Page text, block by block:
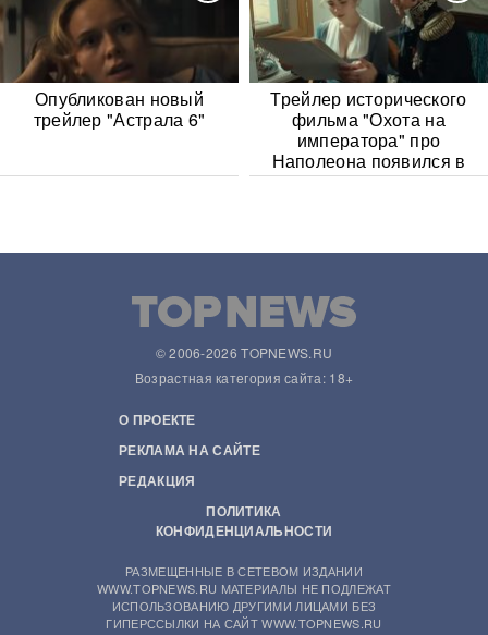
Опубликован новый
трейлер "Астрала 6"
Трейлер исторического
фильма "Охота на
императора" про
Наполеона появился в
Сети
© 2006-2026 TOPNEWS.RU
Возрастная категория сайта: 18+
О ПРОЕКТЕ
РЕКЛАМА НА САЙТЕ
РЕДАКЦИЯ
ПОЛИТИКА
КОНФИДЕНЦИАЛЬНОСТИ
РАЗМЕЩЕННЫЕ В СЕТЕВОМ ИЗДАНИИ
WWW.TOPNEWS.RU МАТЕРИАЛЫ НЕ ПОДЛЕЖАТ
ИСПОЛЬЗОВАНИЮ ДРУГИМИ ЛИЦАМИ БЕЗ
ГИПЕРССЫЛКИ НА САЙТ WWW.TOPNEWS.RU